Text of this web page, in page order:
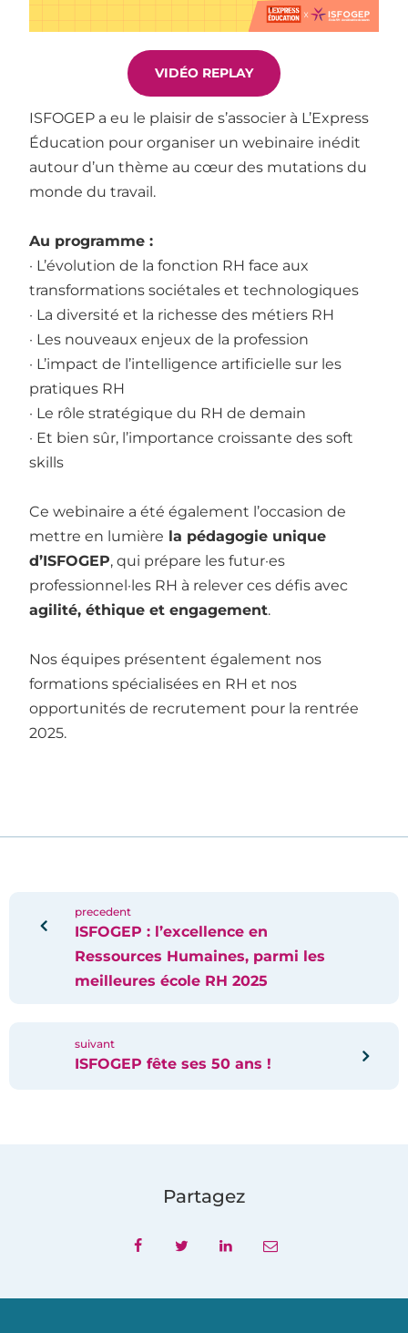
VIDÉO REPLAY
ISFOGEP a eu le plaisir de s’associer à L’Express
Éducation pour organiser un webinaire inédit
autour d’un thème au cœur des mutations du
monde du travail.
Au programme :
· L’évolution de la fonction RH face aux
transformations sociétales et technologiques
· La diversité et la richesse des métiers RH
· Les nouveaux enjeux de la profession
· L’impact de l’intelligence artificielle sur les
pratiques RH
· Le rôle stratégique du RH de demain
· Et bien sûr, l’importance croissante des soft
skills
Ce webinaire a été également l’occasion de
mettre en lumière la pédagogie unique
d’ISFOGEP, qui prépare les futur·es
professionnel·les RH à relever ces défis avec
agilité, éthique et engagement.
Nos équipes présentent également nos
formations spécialisées en RH et nos
opportunités de recrutement pour la rentrée
2025.
precedent
ISFOGEP : l’excellence en
Ressources Humaines, parmi les
meilleures école RH 2025
suivant
ISFOGEP fête ses 50 ans !
Partagez